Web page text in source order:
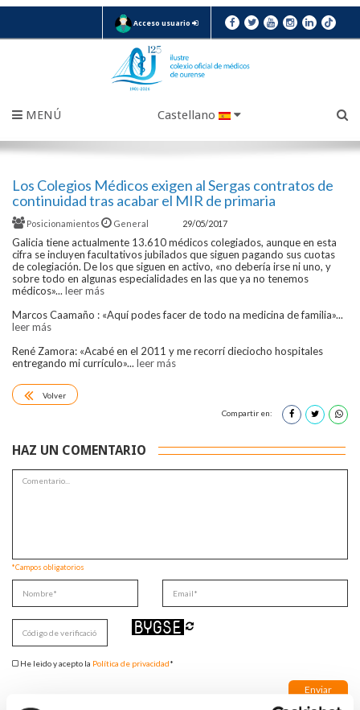
Acceso usuario
MENÚ Castellano
Los Colegios Médicos exigen al Sergas contratos de
continuidad tras acabar el MIR de primaria
Posicionamientos General 29/05/2017
Galicia tiene actualmente 13.610 médicos colegiados, aunque en esta
cifra se incluyen facultativos jubilados que siguen pagando sus cuotas
de colegiación. De los que siguen en activo, «no debería irse ni uno, y
sobre todo en algunas especialidades en las que ya no tenemos
médicos»... leer más
Marcos Caamaño : «Aquí podes facer de todo na medicina de familia»...
leer más
René Zamora: «Acabé en el 2011 y me recorrí dieciocho hospitales
entregando mi currículo»... leer más
Volver
Compartir en:
HAZ UN COMENTARIO
*Campos obligatorios
He leido y acepto la Política de privacidad*